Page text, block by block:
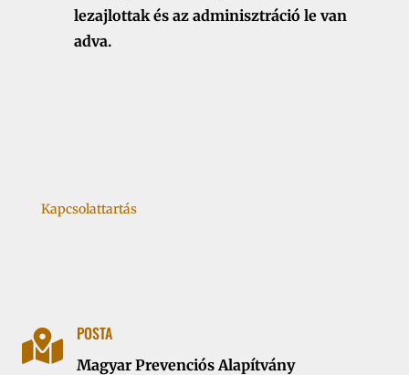
lezajlottak és az adminisztráció le van
adva.
Kapcsolattartás
 POSTA
Magyar Prevenciós Alapítvány